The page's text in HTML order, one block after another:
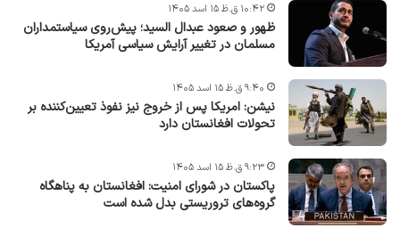
ظهور و صعود عبدال السید؛ پیش‌روی سیاستمداران
مسلمان در تغییر آرایش سیاسی آمریکا
۱۰:۴۲ ق.ظ ۱۵ اسد ۱۴۰۵
نیشن: امریکا پس از خروج نیز نفوذ تعیین‌کننده بر
تحولات افغانستان دارد
۹:۴۰ ق.ظ ۱۵ اسد ۱۴۰۵
پاکستان در شورای امنیت: افغانستان به پناهگاه
گروه‌های تروریستی بدل شده است
۹:۲۳ ق.ظ ۱۵ اسد ۱۴۰۵